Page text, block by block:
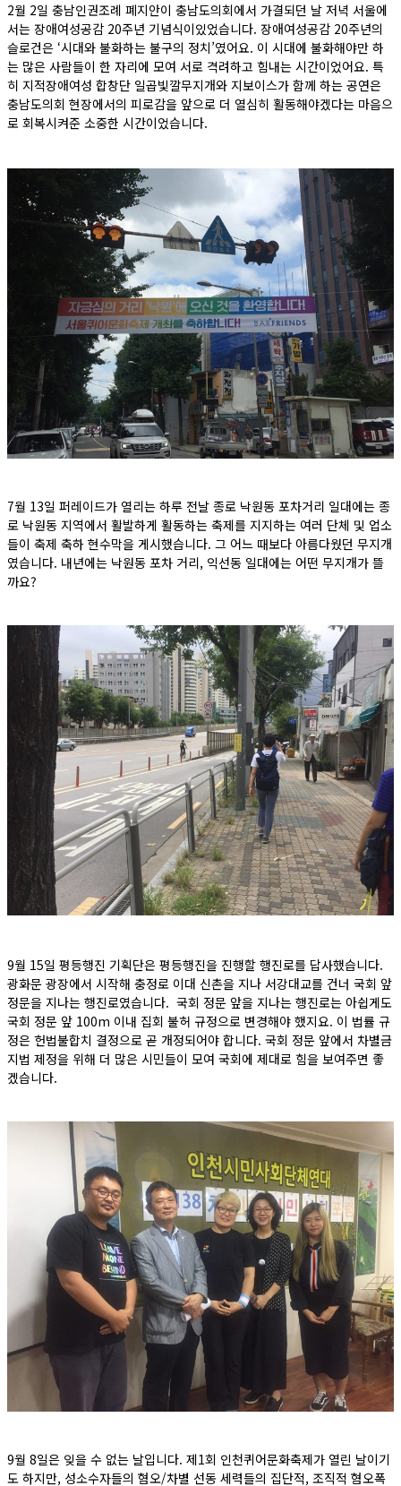
2월 2일 충남인권조례 폐지안이 충남도의회에서 가결되던 날 저녁 서울에
서는 장애여성공감 20주년 기념식이있었습니다. 장애여성공감 20주년의
슬로건은 ‘시대와 불화하는 불구의 정치’였어요. 이 시대에 불화해야만 하
는 많은 사람들이 한 자리에 모여 서로 격려하고 힘내는 시간이었어요. 특
히 지적장애여성 합창단 일곱빛깔무지개와 지보이스가 함께 하는 공연은
충남도의회 현장에서의 피로감을 앞으로 더 열심히 활동해야겠다는 마음으
로 회복시켜준 소중한 시간이었습니다.
7월 13일 퍼레이드가 열리는 하루 전날 종로 낙원동 포차거리 일대에는 종
로 낙원동 지역에서 활발하게 활동하는 축제를 지지하는 여러 단체 및 업소
들이 축제 축하 현수막을 게시했습니다. 그 어느 때보다 아름다웠던 무지개
였습니다. 내년에는 낙원동 포차 거리, 익선동 일대에는 어떤 무지개가 뜰
까요?
9월 15일 평등행진 기획단은 평등행진을 진행할 행진로를 답사했습니다.
광화문 광장에서 시작해 충정로 이대 신촌을 지나 서강대교를 건너 국회 앞
정문을 지나는 행진로였습니다. 국회 정문 앞을 지나는 행진로는 아쉽게도
국회 정문 앞 100m 이내 집회 불허 규정으로 변경해야 했지요. 이 법률 규
정은 헌법불합치 결정으로 곧 개정되어야 합니다. 국회 정문 앞에서 차별금
지법 제정을 위해 더 많은 시민들이 모여 국회에 제대로 힘을 보여주면 좋
겠습니다.
9월 8일은 잊을 수 없는 날입니다. 제1회 인천퀴어문화축제가 열린 날이기
도 하지만, 성소수자들의 혐오/차별 선동 세력들의 집단적, 조직적 혐오폭